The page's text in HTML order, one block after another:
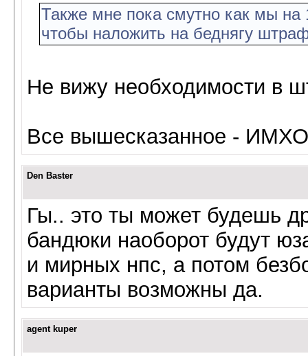
Также мне пока смутно как мы на
чтобы наложить на беднягу
Не вижу необходимости в
Все вышесказанное -
Den Baster
Гы.. это ты может будешь
бандюки наоборот будут
и мирных нпс, а потом
варианты возможны да.
agent kuper